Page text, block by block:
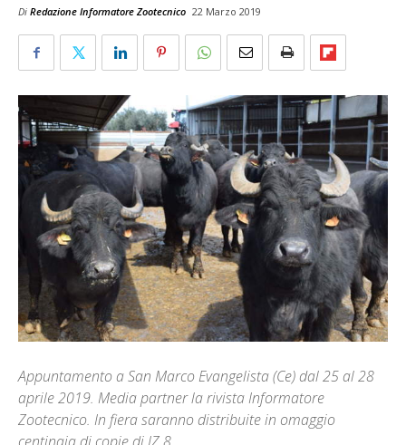
Di Redazione Informatore Zootecnico 22 Marzo 2019
Appuntamento a San Marco Evangelista (Ce) dal 25 al 28
aprile 2019. Media partner la rivista Informatore
Zootecnico. In fiera saranno distribuite in omaggio